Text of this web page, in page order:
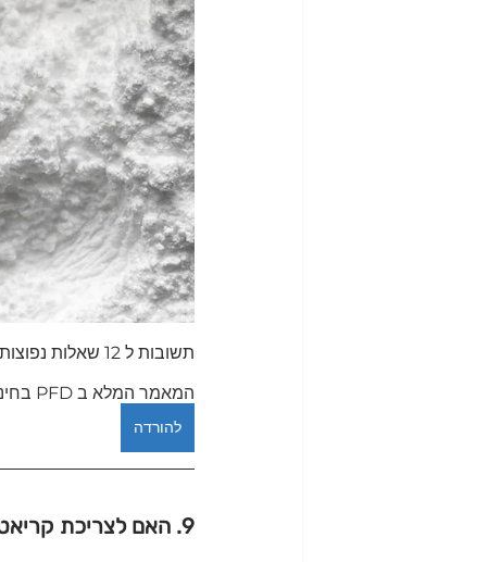
תשובות ל 12 שאלות נפוצות בנושא קריאטין
המאמר המלא ב PFD בחינם (בהרשמה לאתר)
להורדה
9. האם לצריכת קריאטין יש תועלת עבור אנשים מבוגרים/גיל שלישי